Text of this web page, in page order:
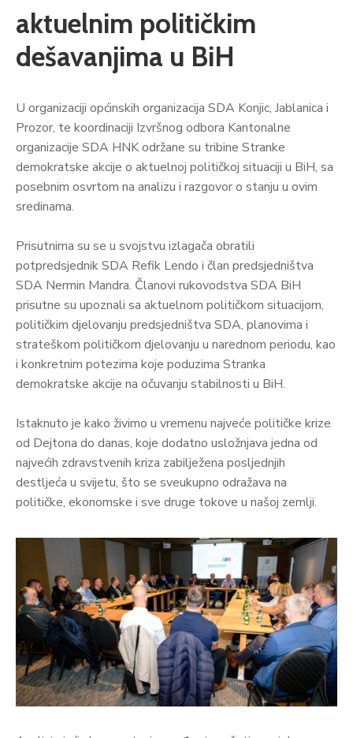
aktuelnim političkim
dešavanjima u BiH
U organizaciji općinskih organizacija SDA Konjic, Jablanica i
Prozor, te koordinaciji Izvršnog odbora Kantonalne
organizacije SDA HNK održane su tribine Stranke
demokratske akcije o aktuelnoj političkoj situaciji u BiH, sa
posebnim osvrtom na analizu i razgovor o stanju u ovim
sredinama.
Prisutnima su se u svojstvu izlagača obratili
potpredsjednik SDA Refik Lendo i član predsjedništva
SDA Nermin Mandra. Članovi rukovodstva SDA BiH
prisutne su upoznali sa aktuelnom političkom situacijom,
političkim djelovanju predsjedništva SDA, planovima i
strateškom političkom djelovanju u narednom periodu, kao
i konkretnim potezima koje poduzima Stranka
demokratske akcije na očuvanju stabilnosti u BiH.
Istaknuto je kako živimo u vremenu najveće političke krize
od Dejtona do danas, koje dodatno usložnjava jedna od
najvećih zdravstvenih kriza zabilježena posljednjih
destljeća u svijetu, što se sveukupno odražava na
političke, ekonomske i sve druge tokove u našoj zemlji.